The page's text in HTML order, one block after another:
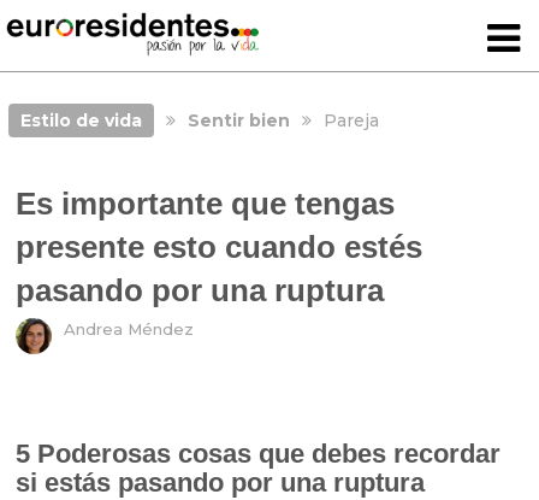
Estilo de vida Sentir bien Pareja
Es importante que tengas
presente esto cuando estés
pasando por una ruptura
Andrea Méndez
5 Poderosas cosas que debes recordar
si estás pasando por una ruptura